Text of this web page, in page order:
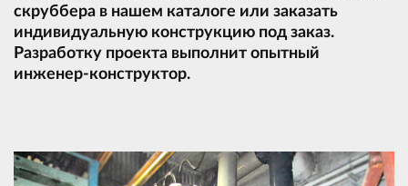
скруббера в нашем каталоге или заказать
индивидуальную конструкцию под заказ.
Разработку проекта выполнит опытный
инженер-конструктор.